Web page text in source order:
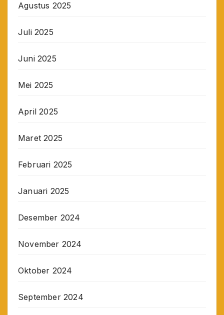
Agustus 2025
Juli 2025
Juni 2025
Mei 2025
April 2025
Maret 2025
Februari 2025
Januari 2025
Desember 2024
November 2024
Oktober 2024
September 2024